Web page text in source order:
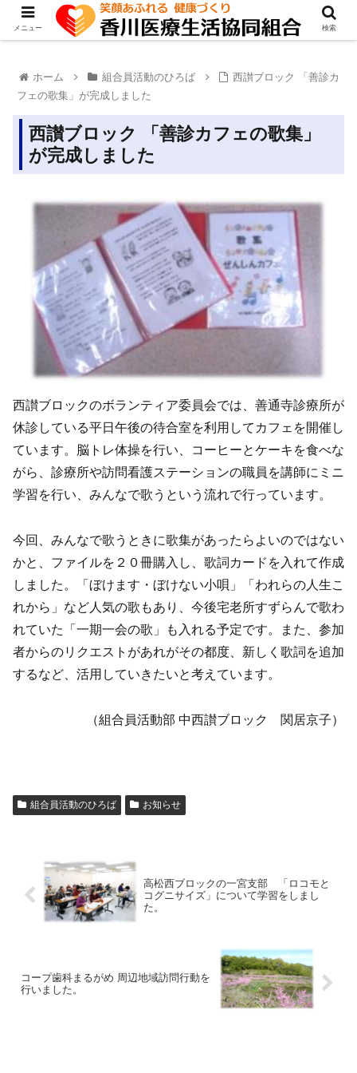
ホーム 組合員活動のひろば
西讃ブロック 「善診カ
フェの歌集」が完成しました
西讃ブロック 「善診カフェの歌集」
が完成しました
西讃ブロックのボランティア委員会では、善通寺診療所が
休診している平日午後の待合室を利用してカフェを開催し
ています。脳トレ体操を行い、コーヒーとケーキを食べな
がら、診療所や訪問看護ステーションの職員を講師にミニ
学習を行い、みんなで歌うという流れで行っています。
今回、みんなで歌うときに歌集があったらよいのではない
かと、ファイルを２０冊購入し、歌詞カードを入れて作成
しました。「ぼけます・ぼけない小唄」「われらの人生こ
れから」など人気の歌もあり、今後宅老所すずらんで歌わ
れていた「一期一会の歌」も入れる予定です。また、参加
者からのリクエストがあれがその都度、新しく歌詞を追加
するなど、活用していきたいと考えています。
（組合員活動部 中西讃ブロック 関居京子）
組合員活動のひろば お知らせ
高松西ブロックの一宮支部 「ロコモと
コグニサイズ」について学習をしまし
た。
コープ歯科まるがめ 周辺地域訪問行動を
行いました。
メニュー 検索